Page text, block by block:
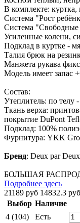
В комплекте:
Система "Рост
Система "Свободные
Усиленные колени,
Подклад в куртке -
Талия брюк на
Манжета рукава
Модель имеет запас
Состав:
Утеплитель: по телу
Ткань верха:
покрытие DuPont
Подклад: 100%
Фурнитура: YKK
Бренд: Deux par
БОЛЬШАЯ
Подробнее здесь
21189 руб 14832.3 руб
Выбор Наличие
4 (104)
Есть